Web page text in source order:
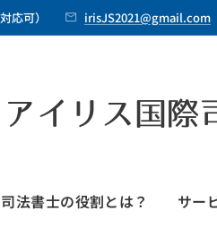
応可） irisJS2021@gmail.com
イリス国際
法書士の役割とは？ サー